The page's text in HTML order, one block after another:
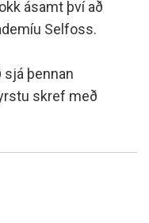
ásamt því að
Selfoss.
sjá þennan
skref með